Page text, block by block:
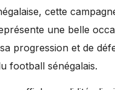
cette
une belle
progression et de
football sénégalais.